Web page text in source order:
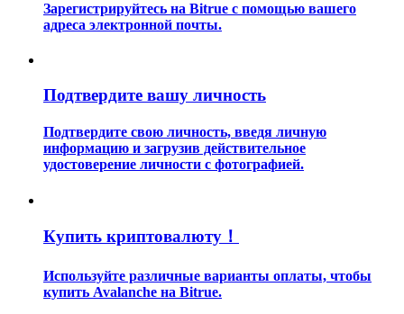
Узнайте, как оставаться прибыльным
Зарегистрируйтесь на Bitrue с помощью вашего
адреса электронной почты.
Подтвердите вашу личность
Подтвердите свою личность, введя личную
информацию и загрузив действительное
удостоверение личности с фотографией.
Купить криптовалюту！
Используйте различные варианты оплаты, чтобы
купить Avalanche на Bitrue.